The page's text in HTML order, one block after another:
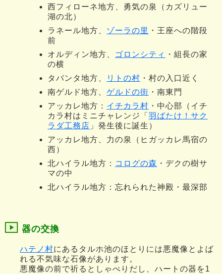
西フィローネ地方、勇気の泉（カズリュー
湖の北）
ラネール地方、 ゾーラの里 ・王座への階段
前
オルディン地方、
ゴロンシティ
・組長の家
の横
タバンタ地方、
リトの村 ・村の入口近く
南ゲルド地方、 ゲルドの街 ・南東門
アッカレ地方： イチカラ村 ・中心部（イチ
カラ村はミニチャレンジ「 羽ばたけ！サク
ラダ工務店 」発生後に誕生）
アッカレ地方、力の泉（ヒガッカレ馬宿の
西）
北ハイラル地方： コログの森 ・デクの樹サ
マの中
北ハイラル地方：忘れられた神殿・最深部
器の交換
ハテノ村にあるタルホ池のほとりには悪魔像とよば
れる不気味な石像があります。
悪魔像の前で祈るとしゃべりだし、ハートの器を1